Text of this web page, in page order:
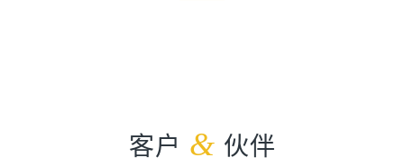
客户 & 伙伴